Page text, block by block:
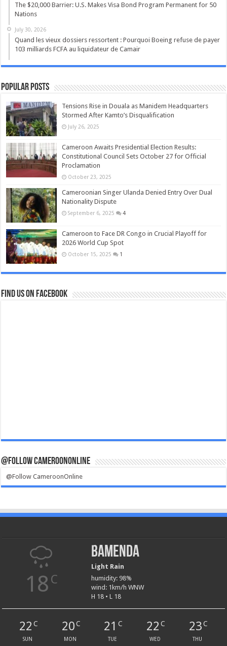
The $20,000 Barrier: U.S. Makes Visa Bond Program Permanent for 50
Nations
July 30, 2026
Quand les vieux dossiers ressortent : Pourquoi Boeing refuse de payer
103 milliards FCFA au liquidateur de Camair
Popular Posts
Tensions Rise in Douala as Manidem Headquarters
Stormed After Kamto’s Disqualification
July 26, 2025
Cameroon Awaits Presidential Election Results:
Constitutional Council Sets October 27 for Official
Proclamation
October 23, 2025
Cameroonian Singer Ulanda Denied Entry Over Dual
Nationality Dispute
September 6, 2025 4
Cameroon to Face DR Congo in Crucial Playoff for
2026 World Cup Spot
October 15, 2025 1
Find us on Facebook
@Follow CameroonOnline
@Follow CameroonOnline
18 C
Bamenda
Light Rain
humidity: 98%
wind: 1km/h WNW
H 18 • L 18
22 C
SUN
20C
MON
21 C
TUE
22 C
WED
23C
THU